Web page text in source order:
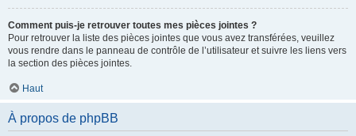
Comment puis-je retrouver toutes mes pièces jointes ?
Pour retrouver la liste des pièces jointes que vous avez transférées, veuillez
vous rendre dans le panneau de contrôle de l’utilisateur et suivre les liens vers
la section des pièces jointes.
Haut
À propos de phpBB